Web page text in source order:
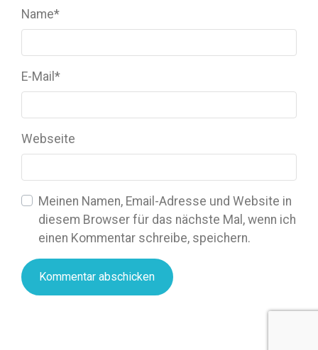
Name*
E-Mail *
Webseite
Meinen Namen, Email-Adresse und Website in
diesem Browser für das nächste Mal, wenn ich
einen Kommentar schreibe, speichern.